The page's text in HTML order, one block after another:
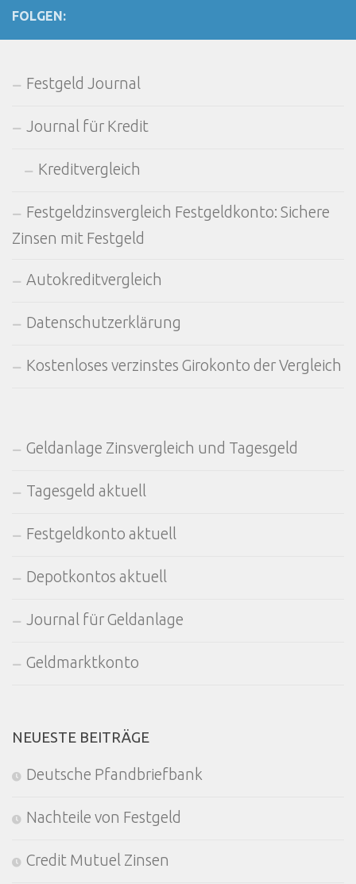
FOLGEN:
Festgeld Journal
Journal für Kredit
Kreditvergleich
Festgeldzinsvergleich Festgeldkonto: Sichere
Zinsen mit Festgeld
Autokreditvergleich
Datenschutzerklärung
Kostenloses verzinstes Girokonto der Vergleich
Geldanlage Zinsvergleich und Tagesgeld
Tagesgeld aktuell
Festgeldkonto aktuell
Depotkontos aktuell
Journal für Geldanlage
Geldmarktkonto
NEUESTE BEITRÄGE
Deutsche Pfandbriefbank
Nachteile von Festgeld
Credit Mutuel Zinsen